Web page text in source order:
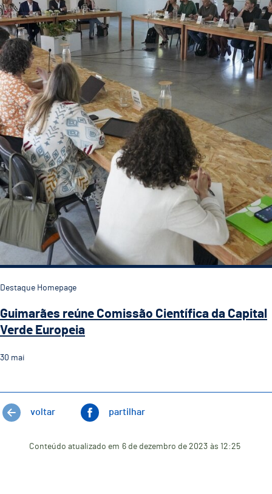
Destaque Homepage
Guimarães reúne Comissão Científica da Capital
Verde Europeia
30 mai
voltar partilhar
Conteúdo atualizado em 6 de dezembro de 2023 às 12:25